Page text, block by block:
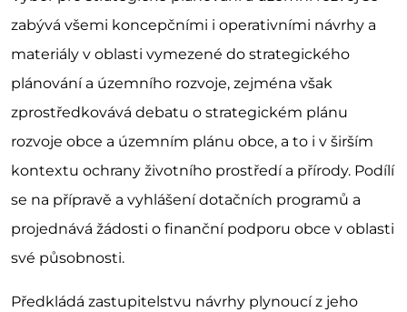
zabývá všemi koncepčními i operativními návrhy a
materiály v oblasti vymezené do strategického
plánování a územního rozvoje, zejména však
zprostředkovává debatu o strategickém plánu
rozvoje obce a územním plánu obce, a to i v širším
kontextu ochrany životního prostředí a přírody. Podílí
se na přípravě a vyhlášení dotačních programů a
projednává žádosti o finanční podporu obce v oblasti
své působnosti.
Předkládá zastupitelstvu návrhy plynoucí z jeho